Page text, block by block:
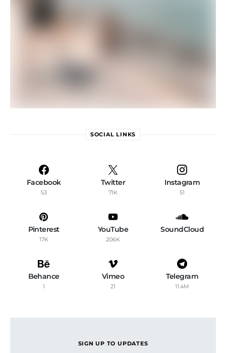
SOCIAL LINKS
Facebook
53
Twitter
71K
Instagram
51
Pinterest
17K
YouTube
206K
SoundCloud
Behance
1
Vimeo
21
Telegram
11.4M
SIGN UP TO UPDATES